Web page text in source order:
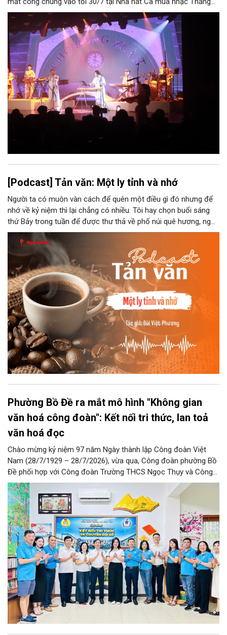
Long (số 31 - 33 phố Lương Văn Can, phường Hoàn Kiếm).
[Podcast] Tản văn: Một ly tỉnh và nhớ
Người ta có muôn vàn cách để quên một điều gì đó nhưng để
nhớ về kỷ niệm thì lại chẳng có nhiều. Tôi hay chọn buổi sáng
thứ Bảy trong tuần để được thư thả về phố núi quê hương, ngồi
đợi giọt đắng của đất đai, mưa nắng điểm từng nhịp xuống
chiếc ly sứ như đợi thời gian mở cánh cửa diệu kì của mình.
Phường Bồ Đề ra mắt mô hình "Không gian
văn hoá công đoàn": Kết nối tri thức, lan toả
văn hoá đọc
Chào mừng kỷ niệm 97 năm Ngày thành lập Công đoàn Việt
Nam (28/7/1929 – 28/7/2026), vừa qua, Công đoàn phường Bồ
Đề phối hợp với Công đoàn Trường THCS Ngọc Thụy và Công
đoàn Trường Tiểu học Ái Mộ B tổ chức Lễ ra mắt Mô hình
“Không gian văn hóa công đoàn”.